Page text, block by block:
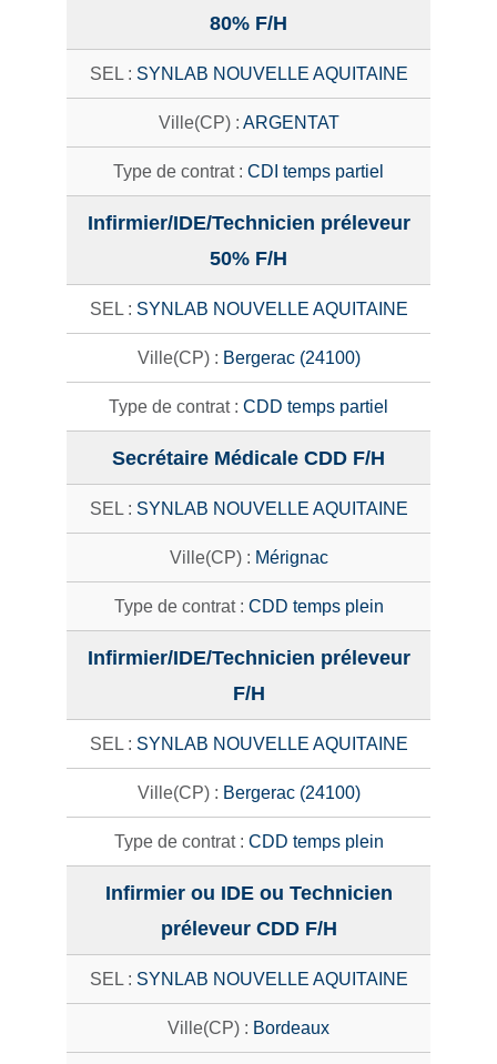
80% F/H
SYNLAB NOUVELLE AQUITAINE
ARGENTAT
CDI temps partiel
Infirmier/IDE/Technicien préleveur
50% F/H
SYNLAB NOUVELLE AQUITAINE
Bergerac (24100)
CDD temps partiel
Secrétaire Médicale CDD F/H
SYNLAB NOUVELLE AQUITAINE
Mérignac
CDD temps plein
Infirmier/IDE/Technicien préleveur
F/H
SYNLAB NOUVELLE AQUITAINE
Bergerac (24100)
CDD temps plein
Infirmier ou IDE ou Technicien
préleveur CDD F/H
SYNLAB NOUVELLE AQUITAINE
Bordeaux